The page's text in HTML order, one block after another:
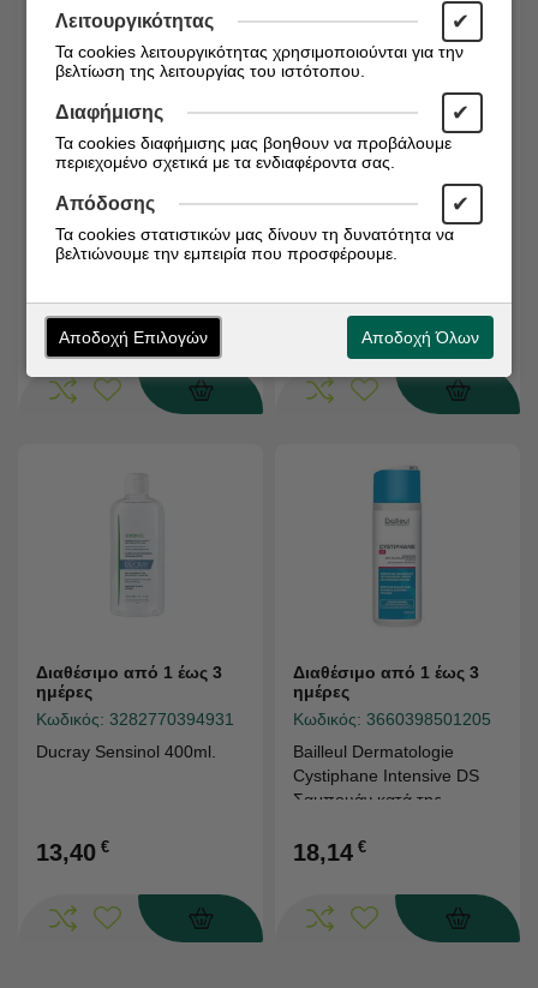
Διαθέσιμο από 1 έως 3
ημέρες
Κωδικός:
Protective Shampoo
Χρήσης, 200 ml
7,90 €
Διαθέσιμο από 1 έως 3
ημέρες
3337875736459
Vichy Dercos Anti-Dandruff
K Deep Purifying Shampoo
Δράση 250ml
11,88 €
Διαθέσιμο από 1 έως 3
ημέρες
Κωδικός: 3282770394931
Ducray Sensinol 400ml.
13,40 €
Διαθέσιμο από 1 έως 3
ημέρες
Κωδικός: 3660398501205
Bailleul Dermatologie
Cystiphane Intensive DS
Σαμπουάν κατά της
18,14 €
Λειτουργικότητας ✔
Τα cookies λειτουργικότητας χρησιμοποιούνται για την
βελτίωση της λειτουργίας του ιστότοπου.
Διαφήμισης ✔
Τα cookies διαφήμισης μας βοηθουν να προβάλουμε
περιεχομένο σχετικά με τα ενδιαφέροντα σας.
Απόδοσης ✔
Τα cookies στατιστικών μας δίνουν τη δυνατότητα να
βελτιώνουμε την εμπειρία που προσφέρουμε.
Αποδοχή Επιλογών Αποδοχή Όλων